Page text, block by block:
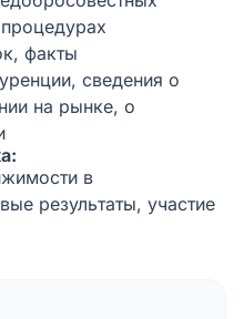
факты
сведения о
на рынке, о
в
результаты, участие